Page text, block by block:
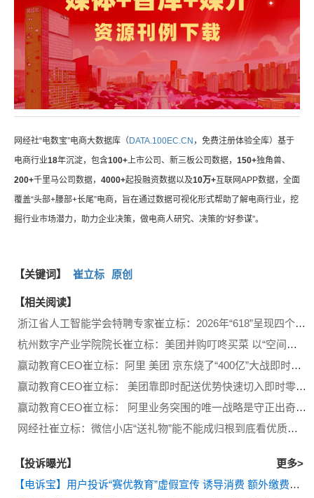
网经社“电数宝”电商大数据库（DATA.100EC.CN ，免费注册体验全库）基于
电商行业18年沉淀，包含100+ 上市公司、新三板公司数据， 150+独角兽、
200+千里马公司数据， 4000+起投融资数据以及10万+互联网APP数据，全面
覆盖“头部+腰部+长尾”电商，旨在通过数据可视化形式帮助了解电商行业，挖
掘行业市场潜力，助力企业决策，做电商人研究、决策的“好参谋”。
【关键词】 崔立标 原创
【相关阅读】
浙江省人工智能学会特聘专家崔立标：2026年“618”呈现四个特点
杭州数字产业学院院长崔立标：美团并购叮咚买菜 以“空间换取时间”
赢动教育CEO崔立标：阿里 美团 京东烧了“400亿”大战即时零售背后商业逻辑
赢动教育CEO崔立标： 美团靠即时配送优势快速切入即时零售 严重威胁淘宝和京东的压舱石业务
赢动教育CEO崔立标： 阿里业务突围的唯一战略是守正出奇 AI突破
网经社崔立标：微信小店“送礼物”能不能成归根到底看优质内容生产的数量和可持续性
【投诉曝光】
更多>
【电诉宝】用户投诉“赛优教育”虚假宣传 诱导消费 额外缴费后退款遭拒